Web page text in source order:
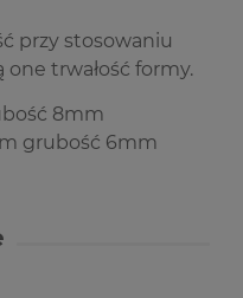
przy stosowaniu
one trwałość formy.
8mm
grubość 6mm